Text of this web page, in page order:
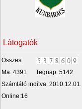
Látogatók
Összes:
Ma: 4391
Tegnap: 5142
Számláló indítva: 2010.12.01.
Online:16